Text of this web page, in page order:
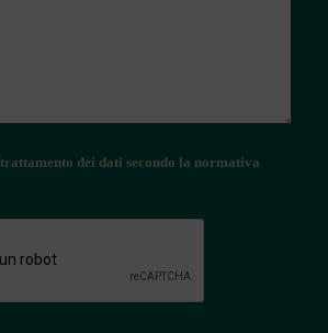
dei dati secondo la normativa